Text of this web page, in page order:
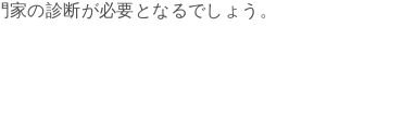
の診断が必要となるでしょう。